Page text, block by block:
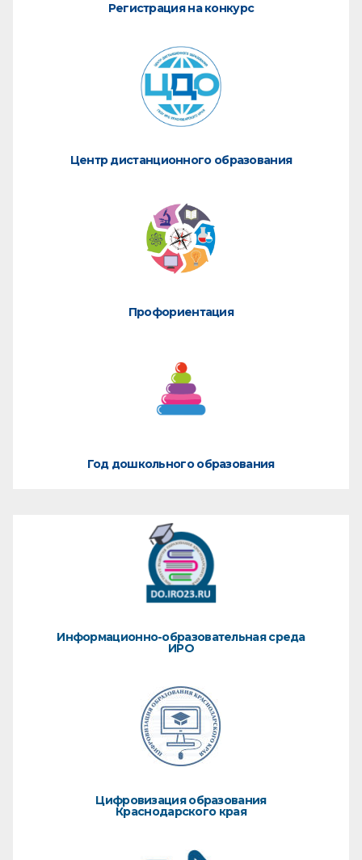
Регистрация на конкурс
Центр дистанционного образования
Профориентация
Год дошкольного образования
Информационно-образовательная среда
ИРО
Цифровизация образования
Краснодарского края